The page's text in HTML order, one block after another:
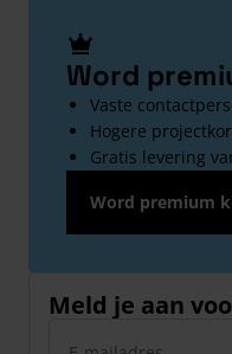
Word
Vaste
Hogere
Gratis levering
Word premium
Meld je aan